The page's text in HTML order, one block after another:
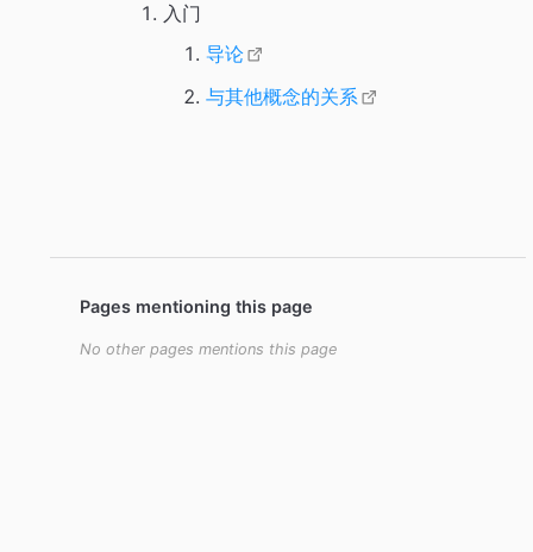
入门
导论
与其他概念的关系
Pages mentioning this page
No other pages mentions this page